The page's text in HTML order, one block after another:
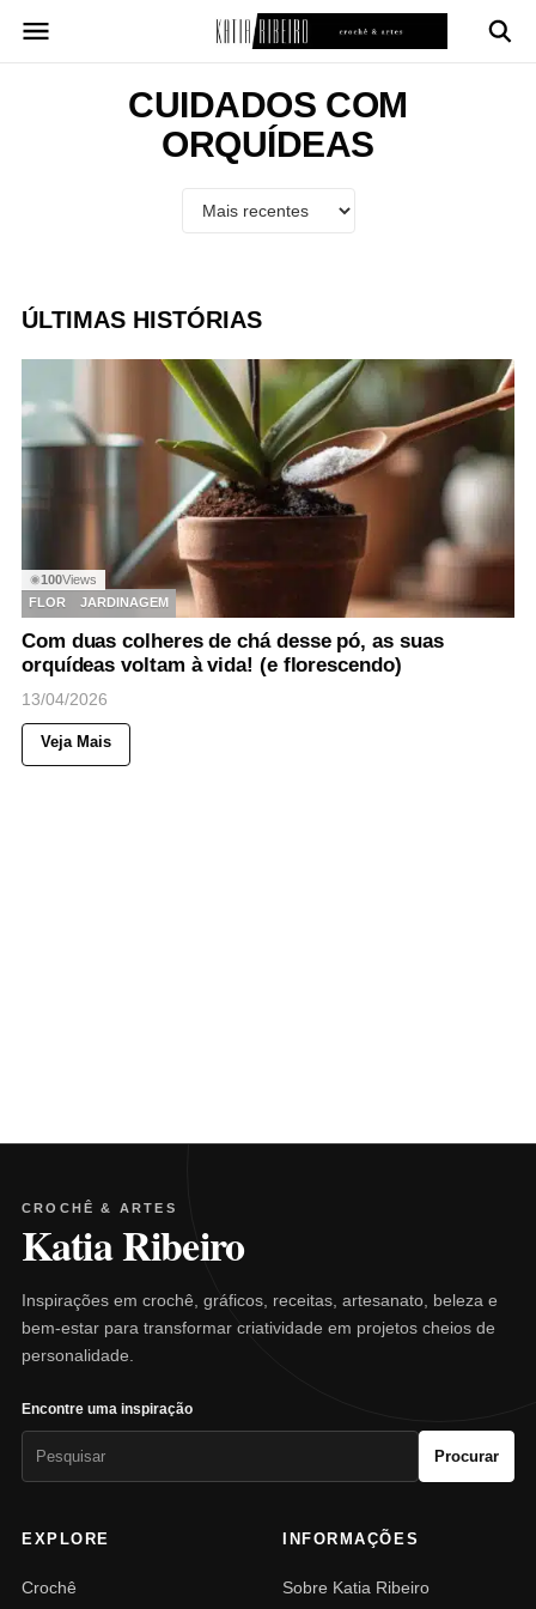
para
CUIDADOS COM
ORQUÍDEAS
ÚLTIMAS HISTÓRIAS
◉100Views
FLOR
JARDINAGEM
Com duas colheres de chá desse pó, as suas
orquídeas voltam à vida! (e florescendo)
13/04/2026
Veja Mais
CROCHÊ & ARTES
Katia Ribeiro
Inspirações em crochê, gráficos, receitas, artesanato, beleza e
bem-estar para transformar criatividade em projetos cheios de
personalidade.
Encontre uma inspiração
Procurar
EXPLORE
Crochê
INFORMAÇÕES
Sobre Katia Ribeiro